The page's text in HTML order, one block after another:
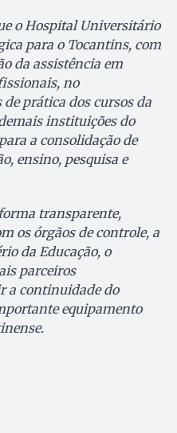
o Hospital Universitário
para o Tocantins, com
da assistência em
no
prática dos cursos da
instituições do
a consolidação de
ensino, pesquisa e
transparente,
os órgãos de controle, a
da Educação, o
parceiros
a continuidade do
equipamento